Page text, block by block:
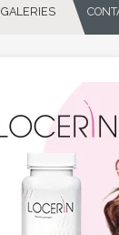
GALERIES